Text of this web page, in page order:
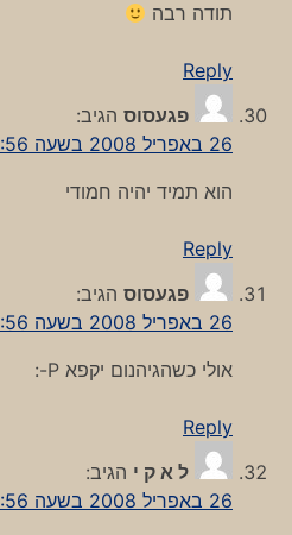
תודה רבה
Reply
פגעסוס הגיב:
26 באפריל 2008 בשעה 9:56
הוא תמיד יהיה חמודי
Reply
פגעסוס הגיב:
26 באפריל 2008 בשעה 9:56
אולי כשהגיהנום יקפא P-:
Reply
ל א ק י הגיב:
26 באפריל 2008 בשעה 9:56